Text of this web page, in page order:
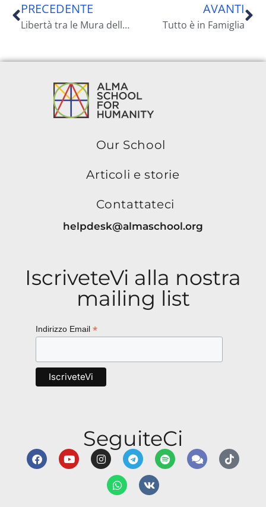
PRECEDENTE
Libertà tra le Mura della Prigione
AVANTI
Tutto è in Famiglia
Our School
Articoli e storie
Contattateci
helpdesk@almaschool.org
IscriveteVi alla nostra
mailing list
Indirizzo Email *
SeguiteCi